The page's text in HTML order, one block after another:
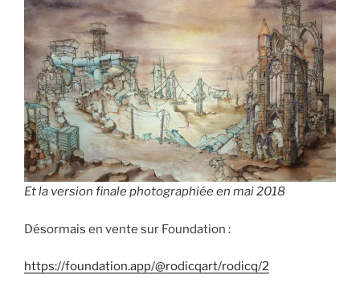
Et la version finale photographiée en mai 2018
Désormais en vente sur Foundation :
https://foundation.app/@rodicqart/rodicq/2